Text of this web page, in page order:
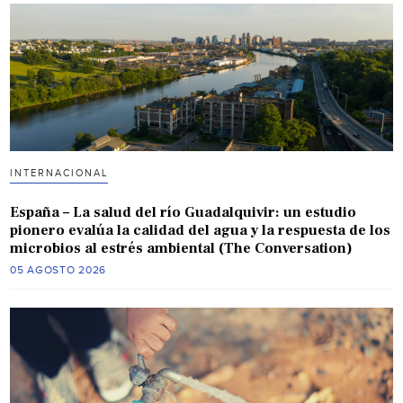
INTERNACIONAL
España – La salud del río Guadalquivir: un estudio
pionero evalúa la calidad del agua y la respuesta de los
microbios al estrés ambiental (The Conversation)
05 AGOSTO 2026